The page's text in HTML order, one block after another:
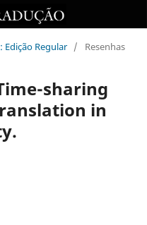
Edição Regular / Resenhas
sharing
in